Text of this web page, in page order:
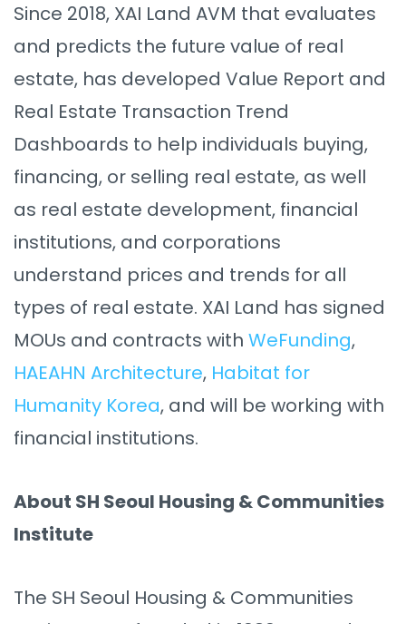
Since 2018, XAI Land AVM that evaluates
and predicts the future value of real
estate, has developed Value Report and
Real Estate Transaction Trend
Dashboards to help individuals buying,
financing, or selling real estate, as well
as real estate development, financial
institutions, and corporations
understand prices and trends for all
types of real estate. XAI Land has signed
MOUs and contracts with WeFunding,
HAEAHN Architecture, Habitat for
Humanity Korea, and will be working with
financial institutions.
About SH Seoul Housing & Communities
Institute
The SH Seoul Housing & Communities